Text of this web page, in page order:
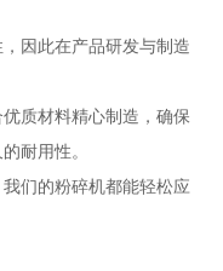
因此在产品研发与制造
质材料精心制造，确保
耐用性。
们的粉碎机都能轻松应